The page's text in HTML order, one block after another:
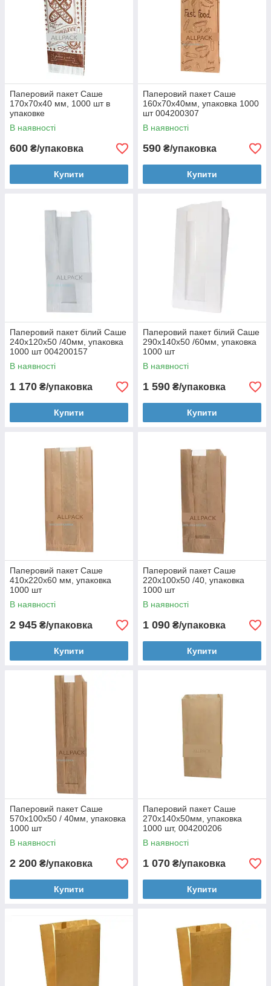
Паперовий пакет Саше
170х70х40 мм, 1000 шт в
упаковке
В наявності
600 ₴/упаковка
Купити
Паперовий пакет Саше
160х70х40мм, упаковка 1000
шт 004200307
В наявності
590 ₴/упаковка
Купити
Паперовий пакет білий Саше
240х120х50 /40мм, упаковка
1000 шт 004200157
В наявності
1 170 ₴/упаковка
Купити
Паперовий пакет білий Саше
290х140х50 /60мм, упаковка
1000 шт
В наявності
1 590 ₴/упаковка
Купити
Паперовий пакет Саше
410х220х60 мм, упаковка
1000 шт
В наявності
2 945 ₴/упаковка
Купити
Паперовий пакет Саше
220х100х50 /40, упаковка
1000 шт
В наявності
1 090 ₴/упаковка
Купити
Паперовий пакет Саше
570х100х50 / 40мм, упаковка
1000 шт
В наявності
2 200 ₴/упаковка
Купити
Паперовий пакет Саше
270x140x50мм, упаковка
1000 шт, 004200206
В наявності
1 070 ₴/упаковка
Купити